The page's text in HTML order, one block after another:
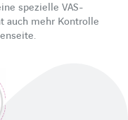
spezielle VAS-
auch mehr Kontrolle